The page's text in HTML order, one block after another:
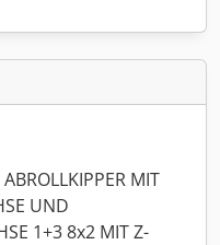
MIT
UND
1+3 8x2 MIT Z-